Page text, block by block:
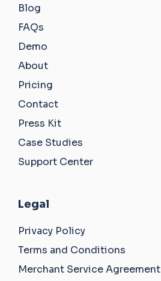
Blog
FAQs
Demo
About
Pricing
Contact
Press Kit
Case Studies
Support Center
Legal
Privacy Policy
Terms and Conditions
Merchant Service Agreement